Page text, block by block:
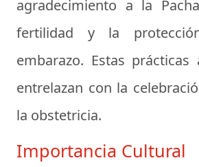
agradecimiento a la
fertilidad y la
embarazo. Estas prácticas
entrelazan con la
la obstetricia.
Importancia Cultural